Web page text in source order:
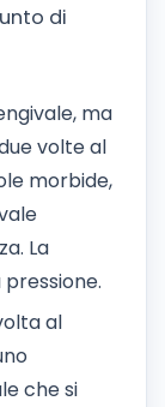
di
ma
volte al
morbide,
La
al
che si